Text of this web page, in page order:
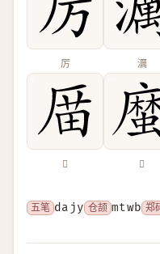
厉 濿
𠪄 𢋙
五笔 dajy 仓颉 mtwb 郑